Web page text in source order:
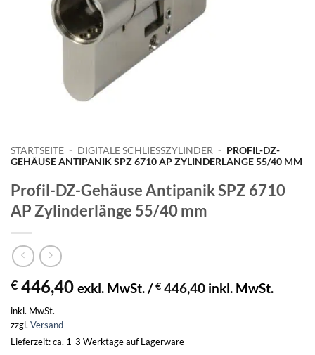
STARTSEITE - DIGITALE SCHLIESSZYLINDER - PROFIL-DZ-
GEHÄUSE ANTIPANIK SPZ 6710 AP ZYLINDERLÄNGE 55/40 MM
Profil-DZ-Gehäuse Antipanik SPZ 6710
AP Zylinderlänge 55/40 mm
€ 446,40 exkl. MwSt. /€ 446,40 inkl. MwSt.
inkl. MwSt.
zzgl. Versand
Lieferzeit: ca. 1-3 Werktage auf Lagerware